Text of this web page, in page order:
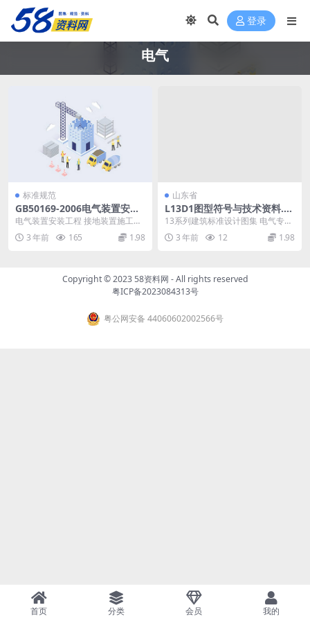
登录
电气
标准规范
GB50169-2006电气装置安装
工程接地装置施工及验收规范.
电气装置安装工程 接地装置施工及
验收规范 建设部关于发布国家标准
《电气装置安装工...
3 年前 165 1.98
山东省
L13D1图型符号与技术资料.p
df
13系列建筑标准设计图集 电气专业
(四) 《13系列建筑标准设计图集》
是由山东、...
3 年前 12 1.98
Copyright © 2023 58资料网 - All rights reserved
粤ICP备2023084313号
粤公网安备 44060602002566号
首页 分类 会员 我的